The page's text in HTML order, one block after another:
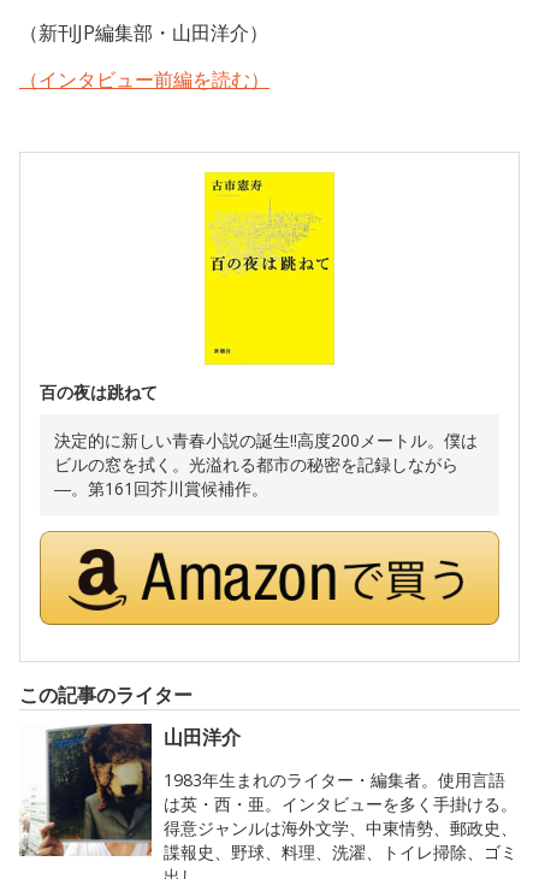
（新刊JP編集部・山田洋介）
（インタビュー前編を読む）
百の夜は跳ねて
決定的に新しい青春小説の誕生!!高度200メートル。僕は
ビルの窓を拭く。光溢れる都市の秘密を記録しながら
―。第161回芥川賞候補作。
この記事のライター
山田洋介
1983年生まれのライター・編集者。使用言語
は英・西・亜。インタビューを多く手掛ける。
得意ジャンルは海外文学、中東情勢、郵政史、
諜報史、野球、料理、洗濯、トイレ掃除、ゴミ